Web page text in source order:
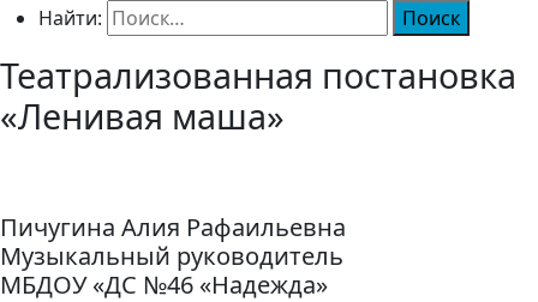
Найти:
Театрализованная постановка
«Ленивая маша»
Пичугина Алия Рафаильевна
Музыкальный руководитель
МБДОУ «ДС №46 «Надежда»